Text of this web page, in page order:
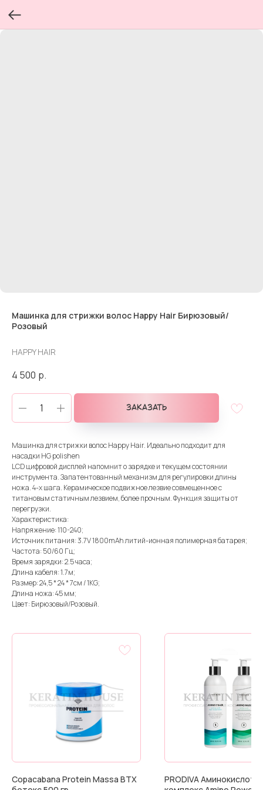
Машинка для стрижки волос Happy Hair Бирюзовый/
Розовый
HAPPY HAIR
4 500 р.
Заказать
Машинка для стрижки волос Happy Hair. Идеально подходит для
насадки HG polishen
LCD цифровой дисплей напомнит о зарядке и текущем состоянии
инструмента. Запатентованный механизм для регулировки длины
ножа. 4-х шага. Керамическое подвижное лезвие совмещенное с
титановым статичным лезвием, более прочным. Функция защиты от
перегрузки.
Характеристика:
Напряжение: 110-240;
Источник питания: 3.7V 1800mAh литий-ионная полимерная батарея;
Частота: 50/60 Гц;
Время зарядки: 2.5 часа;
Длина кабеля: 1.7м;
Размер: 24,5 * 24 * 7см / 1KG;
Длина ножа: 45 мм;
Цвет: Бирюзовый/Розовый.
Copacabana Protein Massa BTX
PRODIVA